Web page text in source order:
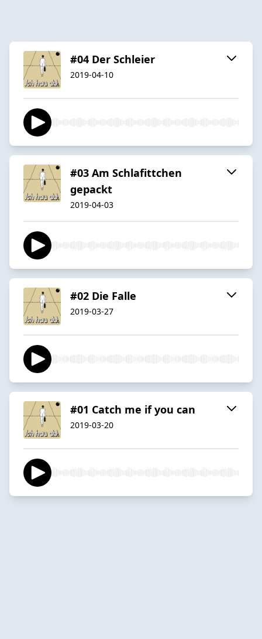
#04 Der Schleier
2019-04-10
#03 Am Schlafittchen
gepackt
2019-04-03
#02 Die Falle
2019-03-27
#01 Catch me if you can
2019-03-20